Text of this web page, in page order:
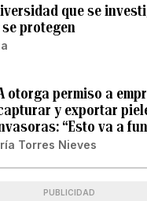
que se
protegen
otorga permiso a
y exportar
“Esto va a
Torres Nieves
PUBLICIDAD